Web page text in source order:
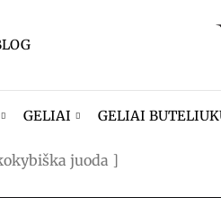
GELIAI GELIAI
juoda ]